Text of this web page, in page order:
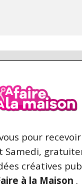
D’UTILISATION
ET DROIT